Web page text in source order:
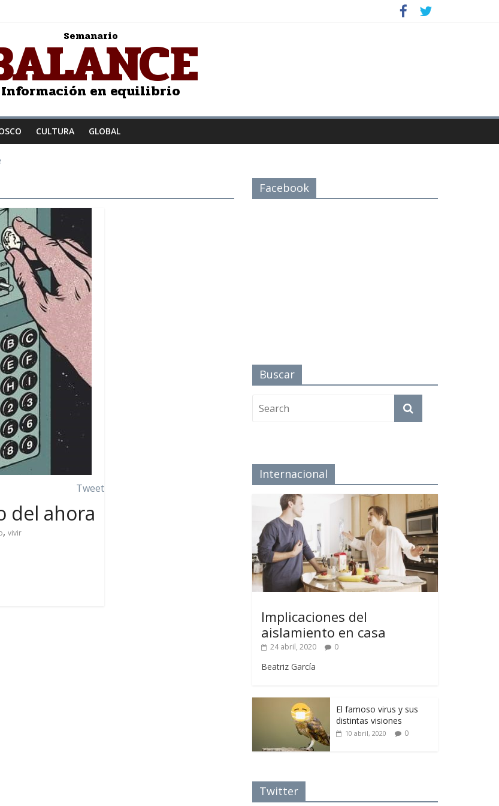
Semanario
Información en equilibrio
CULTURA GLOBAL
Tweet
del ahora
, vivir
Facebook
Buscar
Internacional
Implicaciones del
aislamiento en casa
24 abril, 2020 0
Beatriz García
El famoso virus y sus
distintas visiones
10 abril, 2020 0
Twitter